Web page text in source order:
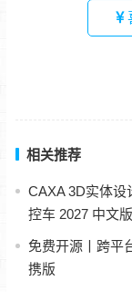
相关推荐
CAXA 3D实体
控车 2027 中文
免费开源丨跨平
携版